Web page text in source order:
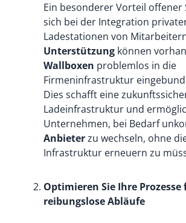
Ein besonderer Vorteil offener
sich bei der Integration
Ladestationen von
Unterstützung können
Wallboxen problemlos in die
Firmeninfrastruktur
Dies schafft eine
Ladeinfrastruktur und
Unternehmen, bei Bedarf
Anbieterzu wechseln, ohne
Infrastruktur erneuern zu
Optimieren Sie Ihre Prozesse
reibungslose Abläufe